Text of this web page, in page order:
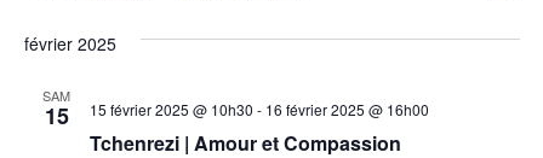
une
février 2025
SAM
15
Tchenrezi | Amour et Compassion
15 février 2025 @ 10h30 - 16 février 2025 @ 16h00